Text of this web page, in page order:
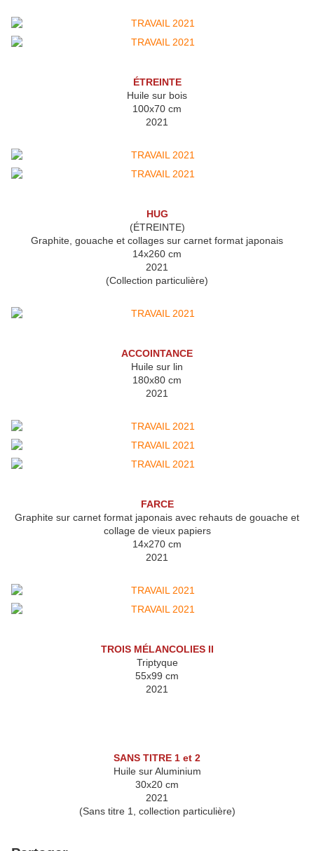
ÉTREINTE
Huile sur bois
100x70 cm
2021
HUG
(ÉTREINTE)
Graphite, gouache et collages sur carnet format japonais
14x260 cm
2021
(Collection particulière)
ACCOINTANCE
Huile sur lin
180x80 cm
2021
FARCE
Graphite sur carnet format japonais avec rehauts de gouache et
collage de vieux papiers
14x270 cm
2021
TROIS MÉLANCOLIES II
Triptyque
55x99 cm
2021
SANS TITRE 1 et 2
Huile sur Aluminium
30x20 cm
2021
(Sans titre 1, collection particulière)